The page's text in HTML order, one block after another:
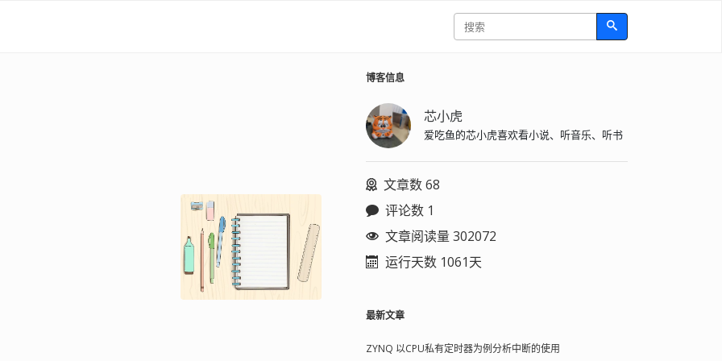
博客信息
芯小虎
爱吃鱼的芯小虎喜欢看小说、听音乐、听书
文章数 68
评论数 1
文章阅读量 302072
运行天数 1061天
最新文章
ZYNQ 以CPU私有定时器为例分析中断的使用